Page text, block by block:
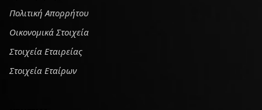
Πολιτική Απορρήτου
Οικονομικά Στοιχεία
Στοιχεία Εταιρείας
Στοιχεία Εταίρων